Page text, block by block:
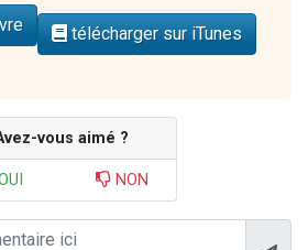
télécharger sur iTunes
vous aimé ?
NON